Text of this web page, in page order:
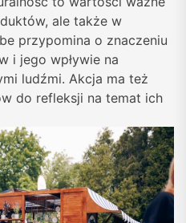
ale także w
przypomina o znaczeniu
i jego wpływie na
ludźmi. Akcja ma też
do refleksji na temat ich